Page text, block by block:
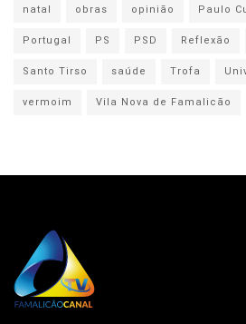
natal
obras opinião Paulo
Portugal
PS PSD Reflexão
Santo Tirso
saúde Trofa
vermoim
Vila Nova de Famalicão